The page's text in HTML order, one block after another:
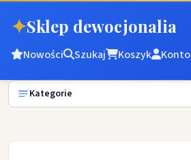
✦Sklep dewocjonalia
Nowości Szukaj Koszyk Konto
Kategorie